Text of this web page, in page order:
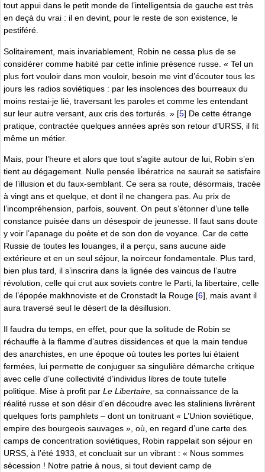
tout appui dans le petit monde de l’intelligentsia de gauche est très
en deçà du vrai : il en devint, pour le reste de son existence, le
pestiféré.
Solitairement, mais invariablement, Robin ne cessa plus de se
considérer comme habité par cette infinie présence russe. « Tel un
plus fort vouloir dans mon vouloir, besoin me vint d’écouter tous les
jours les radios soviétiques : par les insolences des bourreaux du
moins restai-je lié, traversant les paroles et comme les entendant
sur leur autre versant, aux cris des torturés. » [5] De cette étrange
pratique, contractée quelques années après son retour d’URSS, il fit
même un métier.
Mais, pour l’heure et alors que tout s’agite autour de lui, Robin s’en
tient au dégagement. Nulle pensée libératrice ne saurait se satisfaire
de l’illusion et du faux-semblant. Ce sera sa route, désormais, tracée
à vingt ans et quelque, et dont il ne changera pas. Au prix de
l’incompréhension, parfois, souvent. On peut s’étonner d’une telle
constance puisée dans un désespoir de jeunesse. Il faut sans doute
y voir l’apanage du poète et de son don de voyance. Car de cette
Russie de toutes les louanges, il a perçu, sans aucune aide
extérieure et en un seul séjour, la noirceur fondamentale. Plus tard,
bien plus tard, il s’inscrira dans la lignée des vaincus de l’autre
révolution, celle qui crut aux soviets contre le Parti, la libertaire, celle
de l’épopée makhnoviste et de Cronstadt la Rouge [6] , mais avant il
aura traversé seul le désert de la désillusion.
Il faudra du temps, en effet, pour que la solitude de Robin se
réchauffe à la flamme d’autres dissidences et que la main tendue
des anarchistes, en une époque où toutes les portes lui étaient
fermées, lui permette de conjuguer sa singulière démarche critique
avec celle d’une collectivité d’individus libres de toute tutelle
politique. Mise à profit par Le Libertaire, sa connaissance de la
réalité russe et son désir d’en découdre avec les staliniens livrèrent
quelques forts pamphlets – dont un tonitruant « L’Union soviétique,
empire des bourgeois sauvages », où, en regard d’une carte des
camps de concentration soviétiques, Robin rappelait son séjour en
URSS, à l’été 1933, et concluait sur un vibrant : « Nous sommes
sécession ! Notre patrie à nous, si tout devient camp de